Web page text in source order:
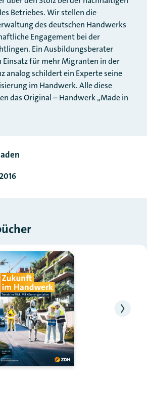
Betriebes. Wir stellen die
des deutschen Handwerks
Engagement bei der
Ein Ausbildungsberater
für mehr Migranten in der
analog schildert ein Experte seine
im Handwerk. Alle diese
das Original – Handwerk „Made in